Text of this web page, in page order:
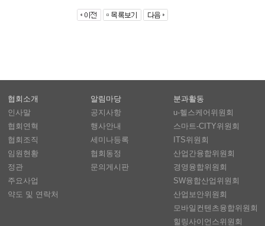
협회소개
인사말
협회연혁
협회조직
임원현황
정관
주요사업
약도 및 연락처
알림마당
공지사항
행사안내
세미나등록
협회동정
문의게시판
분과활동
u-헬스케어위원회
스마트-CITY위원회
ITS위원회
산업간융합위원회
경영융합위원회
SW융합산업위원회
산업보안위원회
모바일컨텐츠융합위원회
힐링사이언스위원회